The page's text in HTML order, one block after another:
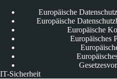
Europäische
Europäische
Europäische
Europäisches
IT-Sicherheit